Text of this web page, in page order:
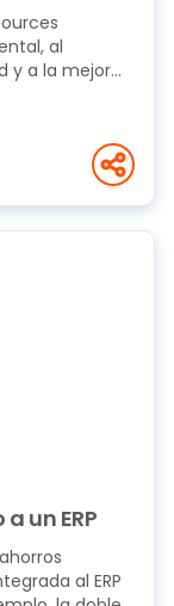
al
y a la mejor...
un ERP
al ERP